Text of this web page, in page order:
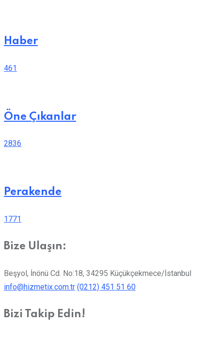
Haber
461
Öne Çıkanlar
2836
Perakende
1771
Bize Ulaşın:
Beşyol, İnönü Cd. No:18, 34295 Küçükçekmece/İstanbul
info@hizmetix.com.tr (0212) 451 51 60
Bizi Takip Edin!